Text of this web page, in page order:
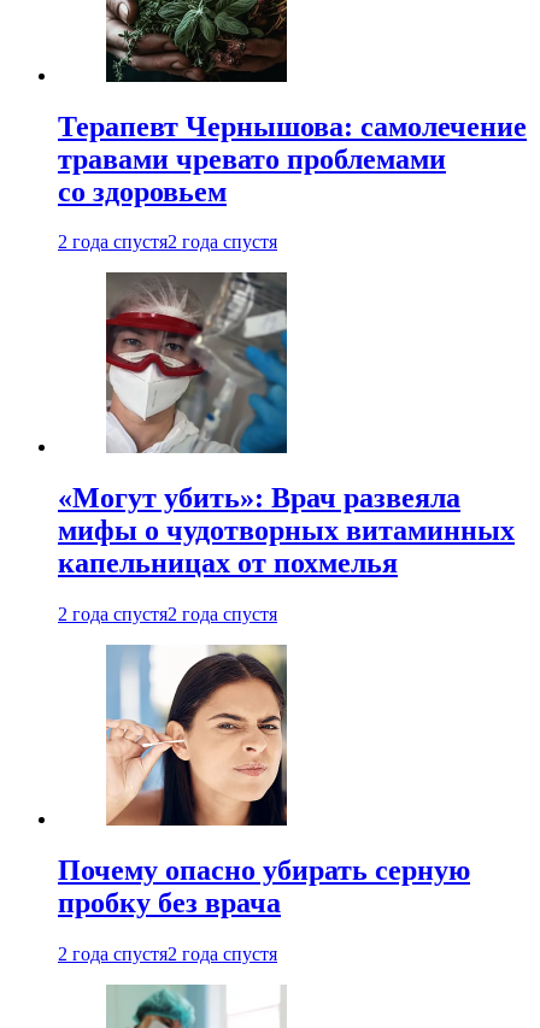
Терапевт Чернышова: самолечение
травами чревато проблемами
со здоровьем
2 года спустя2 года спустя
«Могут убить»: Врач развеяла
мифы о чудотворных витаминных
капельницах от похмелья
2 года спустя2 года спустя
Почему опасно убирать серную
пробку без врача
2 года спустя2 года спустя